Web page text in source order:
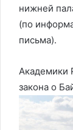
нижней
(по
письма).
Академики
закона о